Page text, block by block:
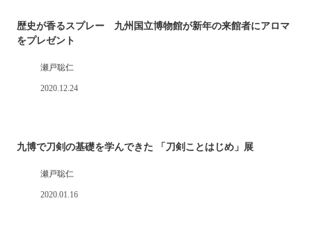
歴史が香るスプレー 九州国立博物館が新年の来館者にアロマ
をプレゼント
瀬戸聡仁
2020.12.24
九博で刀剣の基礎を学んできた 「刀剣ことはじめ」展
瀬戸聡仁
2020.01.16